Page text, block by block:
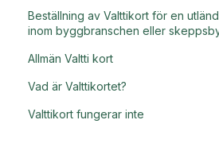
Beställning av Valttikort för en
inom byggbranschen eller
Allmän Valtti kort
Vad är Valttikortet?
Valttikort fungerar inte